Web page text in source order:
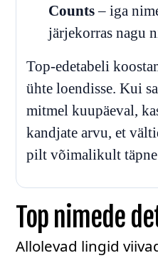
Counts– iga
järjekorras nagu
Top-edetabeli
ühte loendisse. Kui
mitmel kuupäeval,
kandjate arvu, et
pilt võimalikult
Top nimede
Allolevad lingid